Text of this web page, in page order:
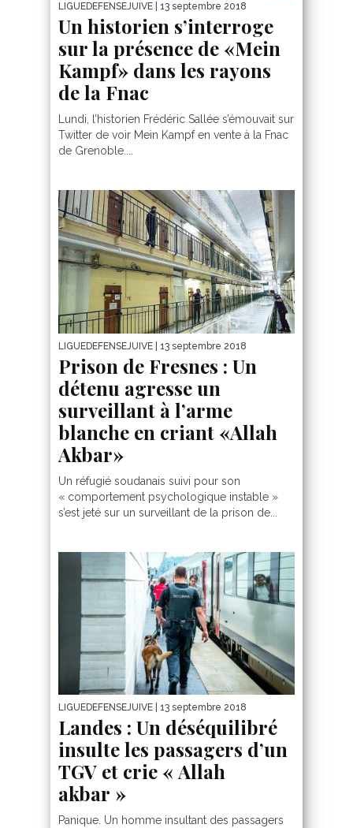
LIGUEDEFENSEJUIVE | 13 septembre 2018
Un historien s’interroge
sur la présence de «Mein
Kampf» dans les rayons
de la Fnac
Lundi, l’historien Frédéric Sallée s’émouvait sur
Twitter de voir Mein Kampf en vente à la Fnac
de Grenoble....
LIGUEDEFENSEJUIVE | 13 septembre 2018
Prison de Fresnes : Un
détenu agresse un
surveillant à l’arme
blanche en criant «Allah
Akbar»
Un réfugié soudanais suivi pour son
« comportement psychologique instable »
s’est jeté sur un surveillant de la prison de...
LIGUEDEFENSEJUIVE | 13 septembre 2018
Landes : Un déséquilibré
insulte les passagers d’un
TGV et crie « Allah
akbar »
Panique. Un homme insultant des passagers